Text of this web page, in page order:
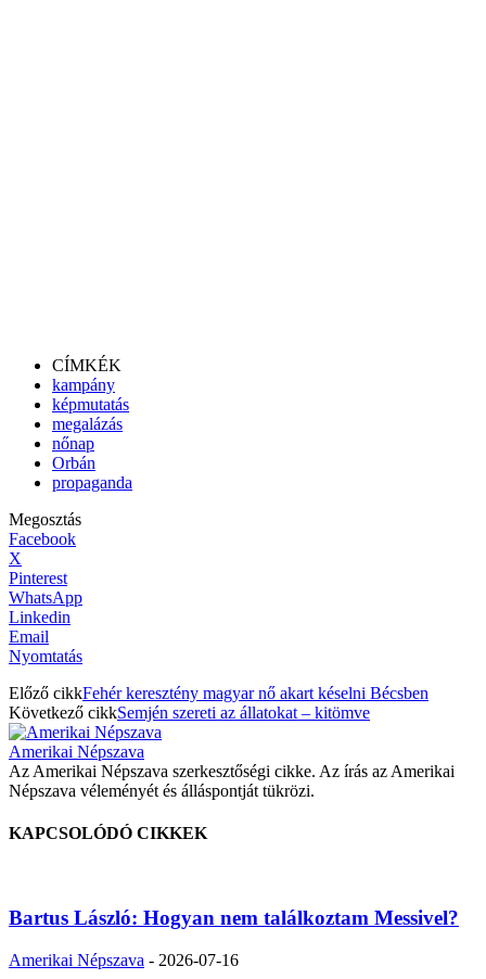
CÍMKÉK
kampány
képmutatás
megalázás
nőnap
Orbán
propaganda
Megosztás
Facebook
X
Pinterest
WhatsApp
Linkedin
Email
Nyomtatás
Előző cikkFehér keresztény magyar nő akart késelni Bécsben
Következő cikkSemjén szereti az állatokat – kitömve
Amerikai Népszava
Az Amerikai Népszava szerkesztőségi cikke. Az írás az Amerikai
Népszava véleményét és álláspontját tükrözi.
KAPCSOLÓDÓ CIKKEK
Bartus László: Hogyan nem találkoztam Messivel?
Amerikai Népszava - 2026-07-16